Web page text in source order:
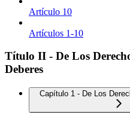
Artículo 10
Artículos 1-10
Título II - De Los
Deberes
Capítulo 1 - De Los